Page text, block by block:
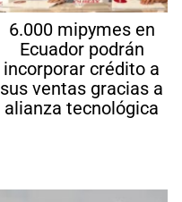
6.000 mipymes en
Ecuador podrán
incorporar crédito a
sus ventas gracias a
alianza tecnológica